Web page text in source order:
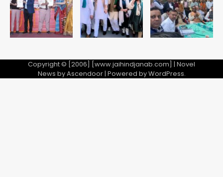
5
गई, 3 स्टार रेटिंग
Copyright © [2006] [www.jaihindjanab.com] | Novel
News byAscendoor| Powered byWordPress.